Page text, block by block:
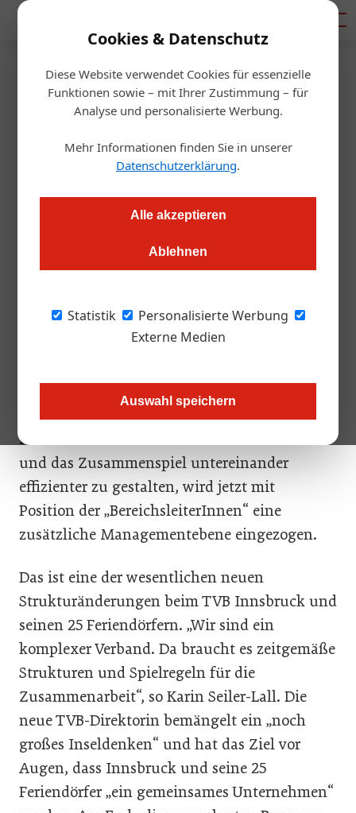
Cookies & Datenschutz
Diese Website verwendet Cookies für essenzielle
Funktionen sowie – mit Ihrer Zustimmung – für
Analyse und personalisierte Werbung.
Mehr Informationen finden Sie in unserer
Datenschutzerklärung.
Alle akzeptieren
Ablehnen
Statistik
Personalisierte Werbung
Externe Medien
Auswahl speichern
Startseite/Gastro & Hotel
Innsbruck positioniert sich neu
Barbara Egger 10.02.2016, 15:28 Uhr
Der Geschäftsführungswechsel bei Innsbruck Tourismus
soll enger verknüpft werden und das Gemeinschaftsgefühl
gestärkt werden
Kommunikation ist das halbe Leben: Rund
100 Mitarbeiterinnen und Mitarbeiter
Tochtergesellschaften Innsbruck Information
und Innsbruck Reservierung sowie in den 17
Feriendörfer-Büros. Um die Kommunikation
und das Zusammenspiel untereinander
effizienter zu gestalten, wird jetzt mit
Position der „BereichsleiterInnen“ eine
zusätzliche Managementebene eingezogen.
Das ist eine der wesentlichen neuen
Strukturänderungen beim TVB Innsbruck und
seinen 25 Feriendörfern. „Wir sind ein
komplexer Verband. Da braucht es zeitgemäße
Strukturen und Spielregeln für die
Zusammenarbeit“, so Karin Seiler-Lall. Die
neue TVB-Direktorin bemängelt ein „noch
großes Inseldenken“ und hat das Ziel vor
Augen, dass Innsbruck und seine 25
Feriendörfer „ein gemeinsames Unternehmen“